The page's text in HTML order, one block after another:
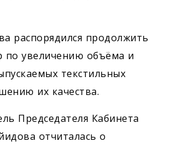
распорядился продолжить
по увеличению объёма и
текстильных
их качества.
Председателя Кабинета
отчиталась о